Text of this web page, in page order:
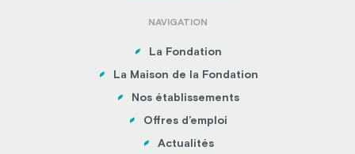
NAVIGATION
La Fondation
La Maison de la Fondation
Nos établissements
Offres d’emploi
Actualités